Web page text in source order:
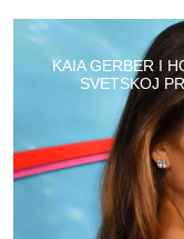
KAIA GERBER I
SVETSKOJ